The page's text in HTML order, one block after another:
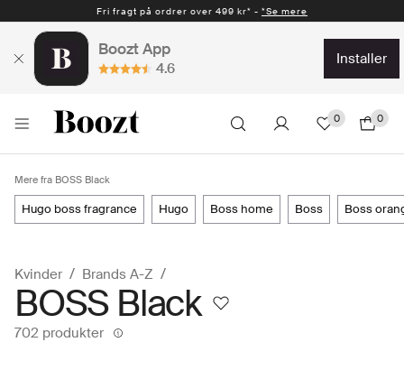
Fri fragt på ordrer over 499 kr* - *Se mere
Hurtig levering 1-2 hverdage* - *Se mere
Boozt App
4.6
installer
0 0
Mere fra BOSS Black
hugo boss fragrance hugo boss home boss boss
Kvinder Brands A-Z
BOSS Black
702 produkter